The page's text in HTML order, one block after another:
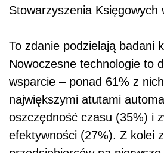
Stowarzyszenia Księgowych
To zdanie podzielają badani
Nowoczesne technologie to
wsparcie – ponad 61% z
największymi atutami
oszczędność czasu (35%) i
efektywności (27%). Z kolei